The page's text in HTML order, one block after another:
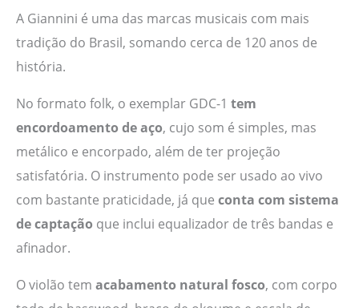
A Giannini é uma das marcas musicais com mais
tradição do Brasil, somando cerca de 120 anos de
história.
No formato folk, o exemplar GDC-1 tem
encordoamento de aço, cujo som é simples, mas
metálico e encorpado, além de ter projeção
satisfatória. O instrumento pode ser usado ao vivo
com bastante praticidade, já que conta com sistema
de captação que inclui equalizador de três bandas e
afinador.
O violão tem acabamento natural fosco, com corpo